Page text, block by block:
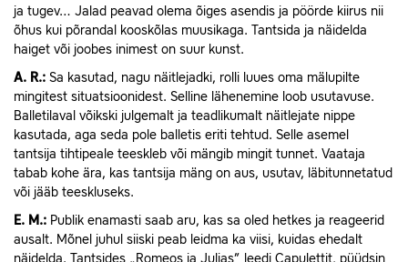
ja tugev… Jalad peavad olema õiges asendis ja pöörde kiirus nii
õhus kui põrandal kooskõlas muusikaga. Tantsida ja näidelda
haiget või joobes inimest on suur kunst.
A. R.: Sa kasutad, nagu näitlejadki, rolli luues oma mälupilte
mingitest situatsioonidest. Selline lähenemine loob usutavuse.
Balletilaval võikski julgemalt ja teadlikumalt näitlejate nippe
kasutada, aga seda pole balletis eriti tehtud. Selle asemel
tantsija tihtipeale teeskleb või mängib mingit tunnet. Vaataja
tabab kohe ära, kas tantsija mäng on aus, usutav, läbitunnetatud
või jääb teeskluseks.
E. M.: Publik enamasti saab aru, kas sa oled hetkes ja reageerid
ausalt. Mõnel juhul siiski peab leidma ka viisi, kuidas ehedalt
näidelda. Tantsides „Romeos ja Julias” leedi Capulettit, püüdsin